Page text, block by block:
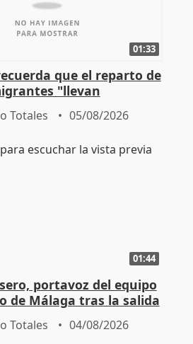
01:33
que el reparto de
"llevan
Gobierno" central
Totales 05/08/2026
01:44
portavoz del equipo
de Málaga tras la salida
Totales 04/08/2026